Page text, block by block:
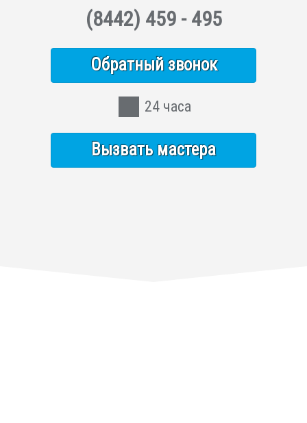
(8442) 459 - 495
Обратный звонок
24 часа
Вызвать мастера